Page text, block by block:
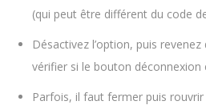
(qui peut être différent du code
Désactivez l’option, puis
vérifier si le bouton déconnexion
Parfois, il faut fermer puis rouvrir